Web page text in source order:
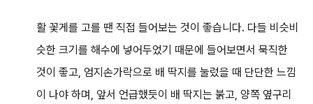
활 꽃게를 고를 땐 직접 들어보는 것이 좋습니다. 다들 비슷비
슷한 크기를 해수에 넣어두었기 때문에 들어보면서 묵직한
것이 좋고, 엄지손가락으로 배 딱지를 눌렀을 때 단단한 느낌
이 나야 하며, 앞서 언급했듯이 배 딱지는 붉고, 양쪽 옆구리